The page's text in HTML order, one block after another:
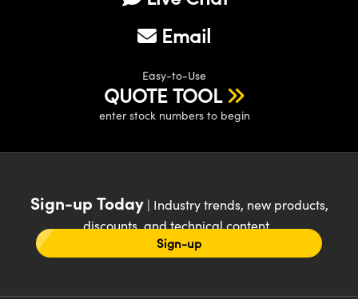
Email
Easy-to-Use
QUOTE TOOL
enter stock numbers to begin
Sign-up Today| Industry trends, new products,
discounts, and technical content
Sign-up